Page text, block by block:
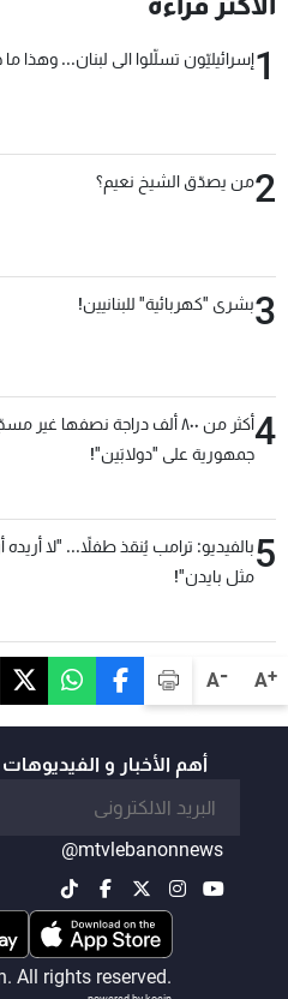
A+
A-
1إسرائيليّون تسلّلوا الى لبنان... وهذا
2من يصدّق الشيخ نعيم؟
3بشرى "كهربائية" للبنانيين!
4
أكثر من ٨٠٠ ألف دراجة نصفها غير
جمهورية على "دولابَين"!
5بالفيديو: ترامب يُنقذ طفلاً... "لا
مثل بايدن"!
أهم الأخبار و
@mtvlebanonnews
All rights reserved.
عن MTV
الإنـتـاج
شروط